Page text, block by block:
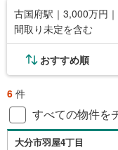
古国府駅｜3,000万円
間取り未定を含む
おすすめ順
6 件
すべての物件を
大分市羽屋4丁目